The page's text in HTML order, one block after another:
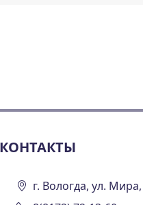
КОНТАКТЫ
г. Вологда, ул.